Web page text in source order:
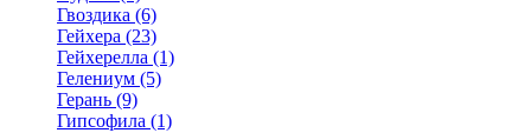
Гвоздика (6)
Гейхера (23)
Гейхерелла (1)
Гелениум (5)
Герань (9)
Гипсофила (1)